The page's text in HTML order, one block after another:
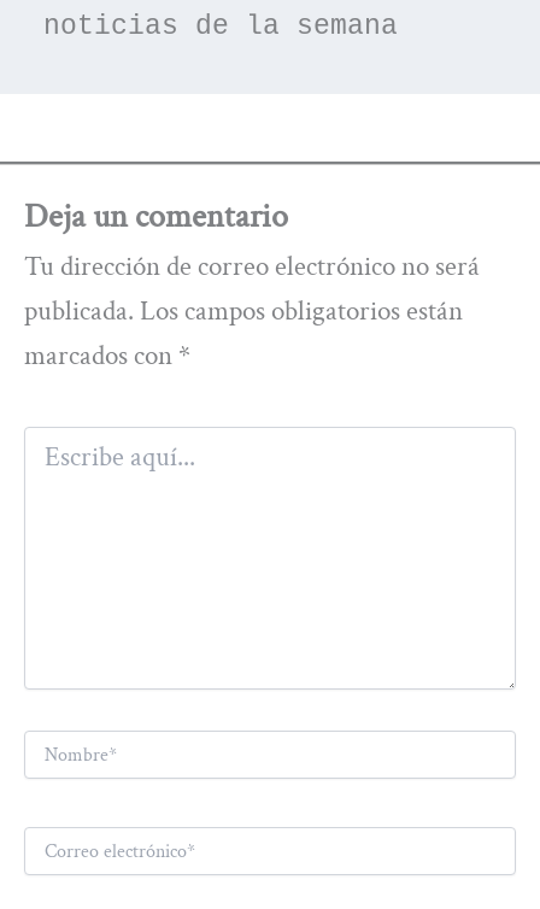
noticias de la semana
Deja un comentario
Tu dirección de correo electrónico no será
publicada. Los campos obligatorios están
marcados con *
Escribe
aquí...
Nombre*
Correo
electrónico*